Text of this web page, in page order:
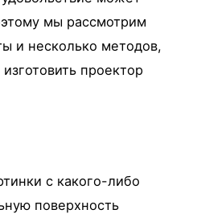
мы рассмотрим
и несколько методов,
проектор
с какого-либо
поверхность